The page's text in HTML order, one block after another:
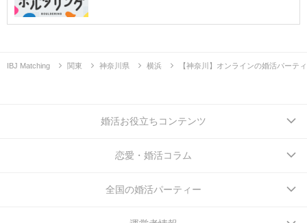
IBJ Matching 関東 神奈川県 横浜 【神奈川】オンラインの婚活パーテ
婚活お役立ちコンテンツ
恋愛・婚活コラム
全国の婚活パーティー